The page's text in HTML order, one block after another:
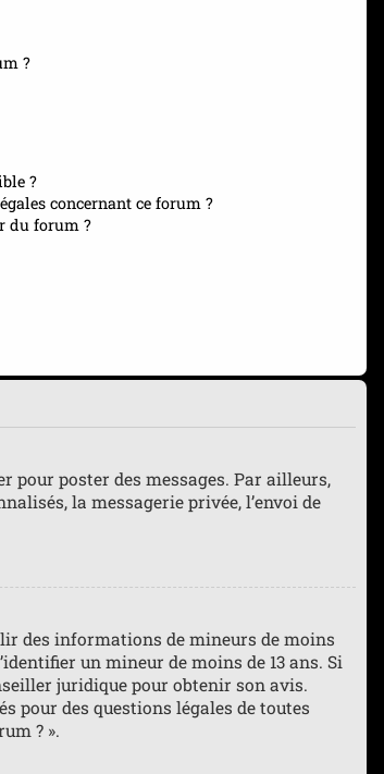
?
?
concernant ce forum ?
du forum ?
pour poster des messages. Par ailleurs,
la messagerie privée, l’envoi de
des informations de mineurs de moins
un mineur de moins de 13 ans. Si
juridique pour obtenir son avis.
pour des questions légales de toutes
? ».